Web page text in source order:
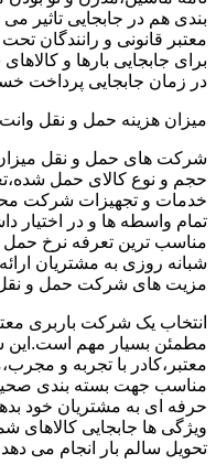
بندی هم در جابجایی تاثیر
معتبر قانونی و رانندگان
برای جابجایی بارها و
در زمان جابجایی پرداخت
میزان هزینه حمل و نقل
شرکت های حمل و نقل میزان
حجم و نوع کالای حمل
خدمات و تجهیزات شرکت
تمام واسطه ها و در اختیار
شبانه روزی به مشتریان
مزیت های شرکت حمل و نقل
انتخاب یک شرکت باربری
مطمئن بسیار مهم است.این
معتبر،کادر با تجربه و
مناسب جهت بسته بندی صحیح
حرفه ای به مشتریان خود
ویژگی ها جابجایی کالاهای
تحویل سالم بار انجام می